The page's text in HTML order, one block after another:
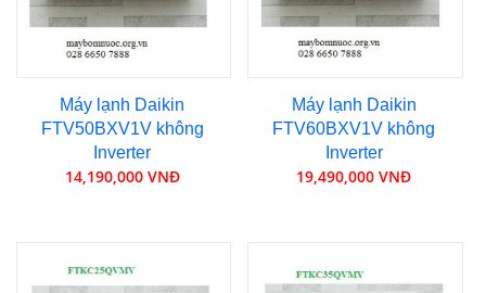
Máy lạnh Daikin
FTV50BXV1V không
Inverter
14,190,000 VNĐ
Máy lạnh Daikin
FTV60BXV1V không
Inverter
19,490,000 VNĐ